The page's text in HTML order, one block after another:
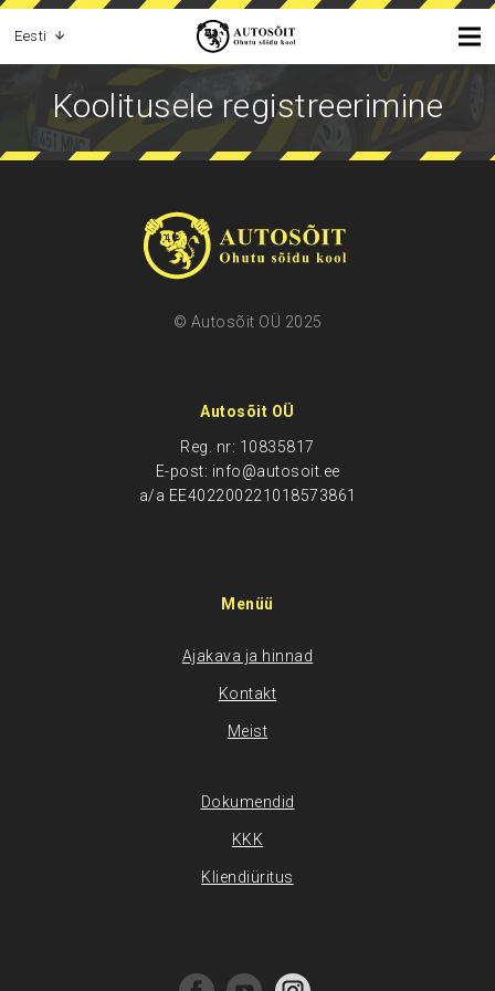
Eesti
Koolitusele registreerimine
© Autosõit OÜ 2025
Autosõit OÜ
Reg. nr: 10835817
E-post: info@autosoit.ee
a/a EE402200221018573861
Menüü
Ajakava ja hinnad
Kontakt
Meist
Dokumendid
KKK
Kliendiüritus